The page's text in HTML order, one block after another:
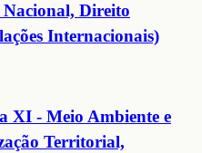
Nacional, Direito
Internacionais)
XI - Meio Ambiente e
Territorial,